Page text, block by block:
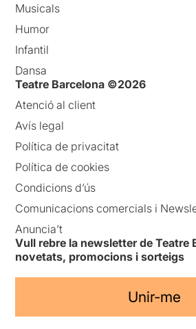
Musicals
Humor
Infantil
Dansa
Teatre Barcelona ©2026
Atenció al client
Avís legal
Política de privacitat
Política de cookies
Condicions d’ús
Comunicacions comercials i
Anuncia’t
Vull rebre la newsletter de Teatre
novetats, promocions i sorteigs
Unir-me